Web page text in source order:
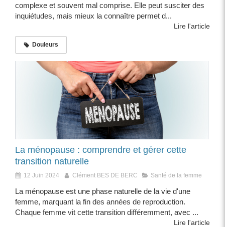
complexe et souvent mal comprise. Elle peut susciter des
inquiétudes, mais mieux la connaître permet d...
Lire l'article
Douleurs
La ménopause : comprendre et gérer cette
transition naturelle
12 Juin 2024 Clément BES DE BERC Santé de la femme
La ménopause est une phase naturelle de la vie d'une
femme, marquant la fin des années de reproduction.
Chaque femme vit cette transition différemment, avec ...
Lire l'article